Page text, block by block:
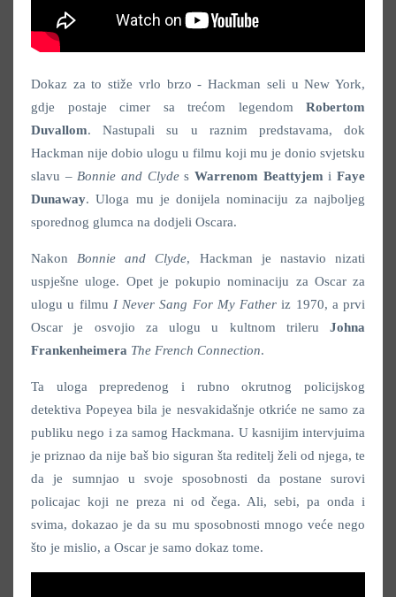
Dokaz za to stiže vrlo brzo - Hackman seli u New York,
gdje postaje cimer sa trećom legendom Robertom
Duvallom. Nastupali su u raznim predstavama, dok
Hackman nije dobio ulogu u filmu koji mu je donio svjetsku
slavu – Bonnie and ClydesWarrenom Beattyjem iFaye
Dunaway. Uloga mu je donijela nominaciju za najboljeg
sporednog glumca na dodjeli Oscara.
Nakon Bonnie and Clyde, Hackman je nastavio nizati
uspješne uloge. Opet je pokupio nominaciju za Oscar za
ulogu u filmu I Never Sang For My Father iz 1970, a prvi
Oscar je osvojio za ulogu u kultnom trileru Johna
Frankenheimera The French Connection.
Ta uloga prepredenog i rubno okrutnog policijskog
detektiva Popeyea bila je nesvakidašnje otkriće ne samo za
publiku nego i za samog Hackmana. U kasnijim intervjuima
je priznao da nije baš bio siguran šta reditelj želi od njega, te
da je sumnjao u svoje sposobnosti da postane surovi
policajac koji ne preza ni od čega. Ali, sebi, pa onda i
svima, dokazao je da su mu sposobnosti mnogo veće nego
što je mislio, a Oscar je samo dokaz tome.